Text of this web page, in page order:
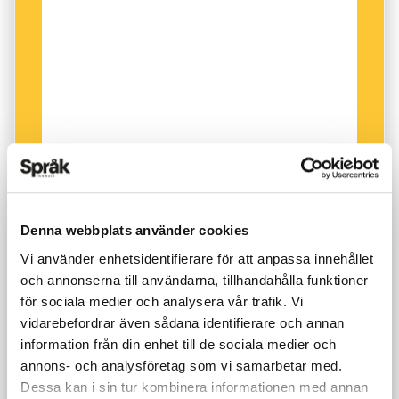
Denna webbplats använder cookies
Vi använder enhetsidentifierare för att anpassa innehållet
och annonserna till användarna, tillhandahålla funktioner
för sociala medier och analysera vår trafik. Vi
vidarebefordrar även sådana identifierare och annan
information från din enhet till de sociala medier och
annons- och analysföretag som vi samarbetar med.
Dessa kan i sin tur kombinera informationen med annan